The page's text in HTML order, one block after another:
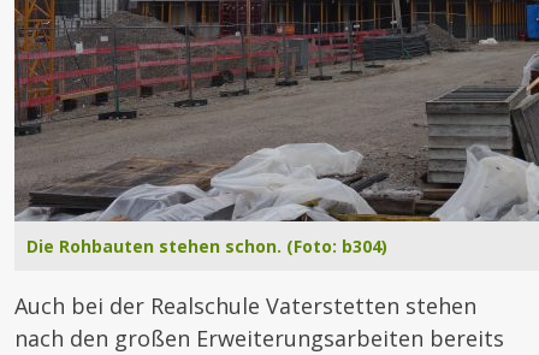
Die Rohbauten stehen schon. (Foto: b304)
Auch bei der Realschule Vaterstetten stehen
nach den großen Erweiterungsarbeiten bereits